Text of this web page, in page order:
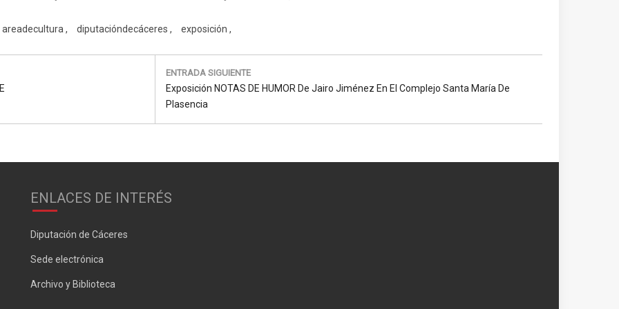
areadecultura diputacióndecáceres exposición
ENTRADA SIGUIENTE
Next
Post:
Exposición NOTAS DE HUMOR De Jairo Jiménez En El Complejo Santa María De
Plasencia
ENLACES DE INTERÉS
Diputación de Cáceres
Sede electrónica
Archivo y Biblioteca